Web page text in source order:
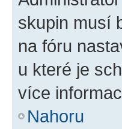
skupin musí
na fóru
u které je
více
Nahoru